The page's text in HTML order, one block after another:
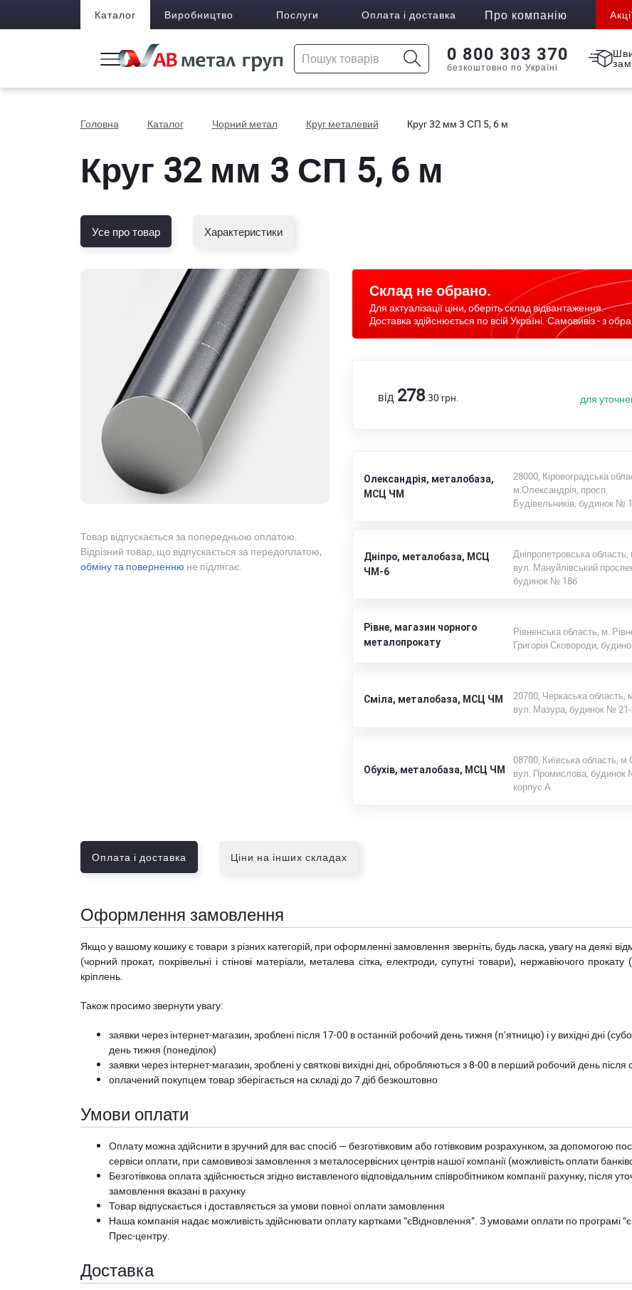
Каталог Виробництво Послуги Оплата і доставка Про компанію
0 800 303 370
безкоштовно по Україні
Головна Каталог Чорний метал Круг металевий Круг 32 мм 3 СП 5, 6 м
Круг 32 мм 3 СП 5, 6 м
Усе про товар Характеристики
Товар відпускається за попередньою оплатою.
Відрізний товар, що відпускається за передоплатою,
обміну та поверненню не підлягає.
Склад не обрано.
Для актуалізації ціни, оберіть склад відвантаження.
Доставка здійснюється по всій Україні. Самовивіз - з
від 278.30 грн. для
Олександрія, металобаза,
МСЦ ЧМ
28000, Кіровоградська
м.Олександрія, просп.
Будівельників, будинок №
Дніпро, металобаза, МСЦ
ЧМ-6
Дніпропетровська область,
вул. Мануйлівський
будинок № 18б
Рівне, магазин чорного
металопрокату
Рівненська область, м.
Григорія Сковороди,
Сміла, металобаза, МСЦ ЧМ
20700, Черкаська область,
вул. Мазура, будинок №
Обухів, металобаза, МСЦ ЧМ
08700, Київська область,
вул. Промислова, будинок
корпус А
Оплата і доставка Ціни на інших складах
Оформлення замовлення
Якщо у вашому кошику є товари з різних категорій, при оформленні замовлення зверніть, будь ласка, увагу на деякі
(чорний прокат, покрівельні і стінові матеріали, металева сітка, електроди, супутні товари), нержавіючого
кріплень.
Також просимо звернути увагу:
заявки через інтернет-магазин, зроблені після 17-00 в останній робочий день тижня (пʼятницю) і у вихідні дні
день тижня (понеділок)
заявки через інтернет-магазин, зроблені у святкові вихідні дні, обробляються з 8-00 в перший робочий день після
оплачений покупцем товар зберігається на складі до 7 діб безкоштовно
Умови оплати
Оплату можна здійснити в зручний для вас спосіб — безготівковим або готівковим розрахунком, за допомогою
сервіси оплати, при самовивозі замовлення з металосервісних центрів нашої компанії (можливість оплати
Безготівкова оплата здійснюється згідно виставленого відповідальним співробітником компанії рахунку, після
замовлення вказані в рахунку
Товар відпускається і доставляється за умови повної оплати замовлення
Наша компанія надає можливість здійснювати оплату картками “єВідновлення”. З умовами оплати по програмі
Прес-центру.
Доставка